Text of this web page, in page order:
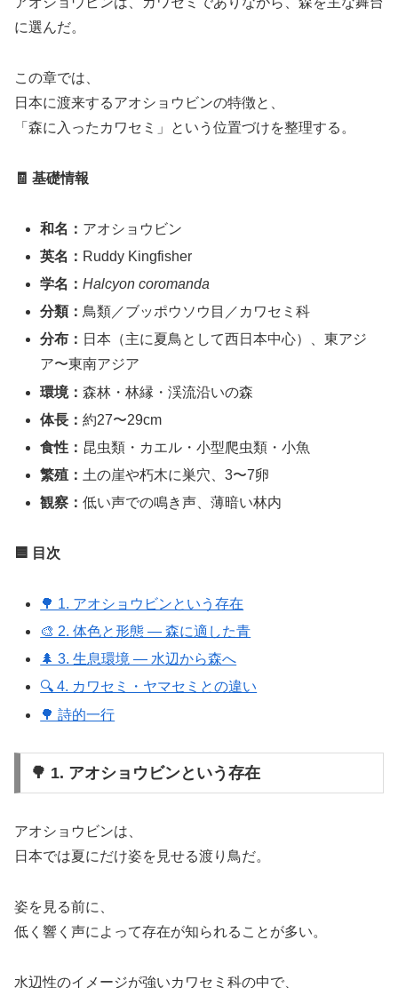
に選んだ。
この章では、
日本に渡来するアオショウビンの特徴と、
「森に入ったカワセミ」という位置づけを整理する。
🧾 基礎情報
和名： アオショウビン
英名： Ruddy Kingfisher
学名：Halcyon coromanda
分類： 鳥類／ブッポウソウ目／カワセミ科
分布： 日本（主に夏鳥として西日本中心）、東アジ
ア〜東南アジア
環境：森林・林縁・渓流沿いの森
体長：約27〜29cm
食性： 昆虫類・カエル・小型爬虫類・小魚
繁殖： 土の崖や朽木に巣穴、3〜7卵
観察：低い声での鳴き声、薄暗い林内
🟦 目次
🌳 1. アオショウビンという存在
🎨 2. 体色と形態 ― 森に適した青
🌲 3. 生息環境 ― 水辺から森へ
🔍 4. カワセミ・ヤマセミとの違い
🌳 詩的一行
🌳 1. アオショウビンという存在
アオショウビンは、
日本では夏にだけ姿を見せる渡り鳥だ。
姿を見る前に、
低く響く声によって存在が知られることが多い。
水辺性のイメージが強いカワセミ科の中で、